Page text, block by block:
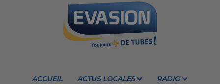
ACCUEIL ACTUS LOCALES RADIO